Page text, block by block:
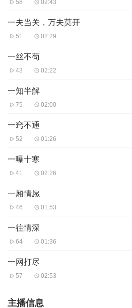
58 02:43
一夫当关，万夫莫开
51 02:29
一丝不苟
43 02:22
一知半解
75 02:00
一窍不通
52 01:26
一曝十寒
41 02:26
一厢情愿
46 01:53
一往情深
64 01:36
一网打尽
57 02:53
主播信息